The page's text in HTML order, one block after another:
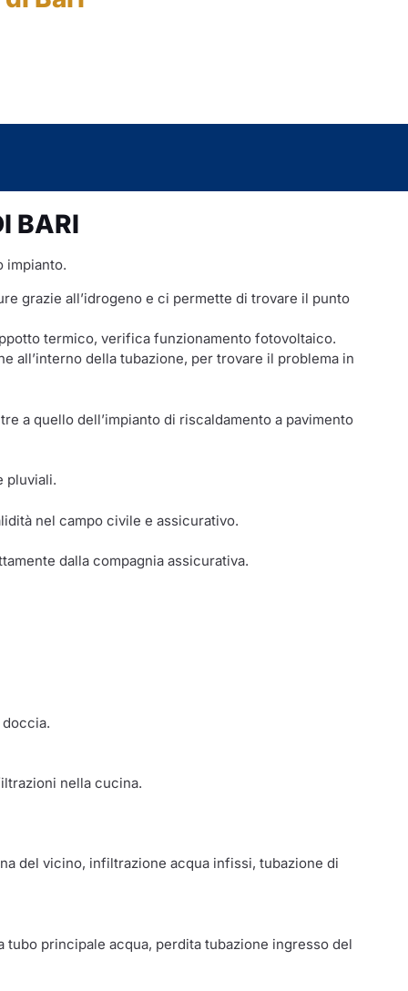
BARI
impianto.
grazie all’idrogeno e ci permette di trovare il punto
termico, verifica funzionamento fotovoltaico.
all’interno della tubazione, per trovare il problema in
a quello dell’impianto di riscaldamento a pavimento
pluviali.
nel campo civile e assicurativo.
dalla compagnia assicurativa.
nella cucina.
del vicino, infiltrazione acqua infissi, tubazione di
principale acqua, perdita tubazione ingresso del